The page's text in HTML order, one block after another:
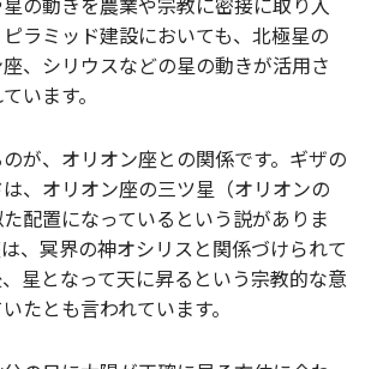
ラミッド建設においても、北極星の
、シリウスなどの星の動きが活用さ
います。
が、オリオン座との関係です。ギザの
、オリオン座の三ツ星（オリオンの
配置になっているという説がありま
、冥界の神オシリスと関係づけられて
星となって天に昇るという宗教的な意
たとも言われています。